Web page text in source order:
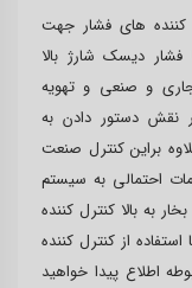
های فشار جهت
دیسک شارژ بالا
و صنعی و تهویه
نقش دستور دادن به
براین کنترل صنعت
احتمالی به سیستم
به بالا کنترل کننده
از کنترل کننده
اطلاع پیدا خواهید